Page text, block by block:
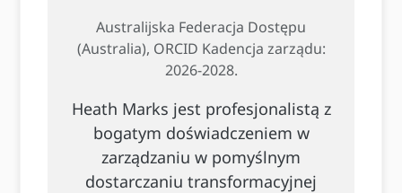
Australijska Federacja Dostępu
(Australia), ORCID Kadencja zarządu:
2026-2028.
Heath Marks jest profesjonalistą z
bogatym doświadczeniem w
zarządzaniu w pomyślnym
dostarczaniu transformacyjnej